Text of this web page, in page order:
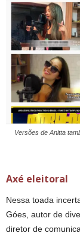
Versões de Anitta
Axé eleitoral
Nessa toada
Góes, autor de
diretor de